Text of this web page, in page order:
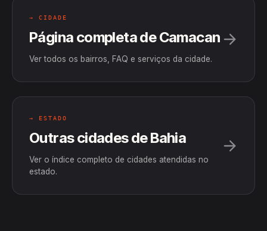
→ CIDADE
Página completa de Camacan
Ver todos os bairros, FAQ e serviços da cidade.
→ ESTADO
Outras cidades de Bahia
Ver o índice completo de cidades atendidas no
estado.